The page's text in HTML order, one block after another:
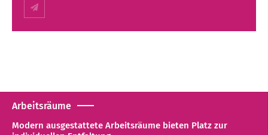
Arbeitsräume
Modern ausgestattete Arbeitsräume bieten Platz zur